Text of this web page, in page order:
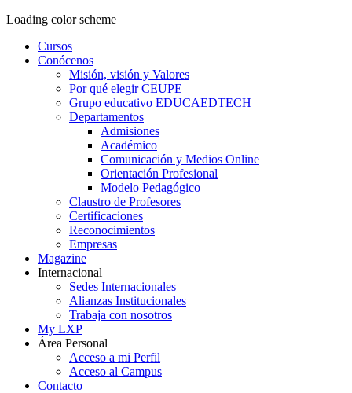
Loading color scheme
Cursos
Conócenos
Misión, visión y Valores
Por qué elegir CEUPE
Grupo educativo EDUCAEDTECH
Departamentos
Admisiones
Académico
Comunicación y Medios Online
Orientación Profesional
Modelo Pedagógico
Claustro de Profesores
Certificaciones
Reconocimientos
Empresas
Magazine
Internacional
Sedes Internacionales
Alianzas Institucionales
Trabaja con nosotros
My LXP
Área Personal
Acceso a mi Perfil
Acceso al Campus
Contacto